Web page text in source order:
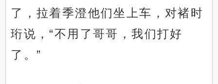
了，拉着季澄他们坐上车，对褚时
珩说，“不用了哥哥，我们打好
了。”